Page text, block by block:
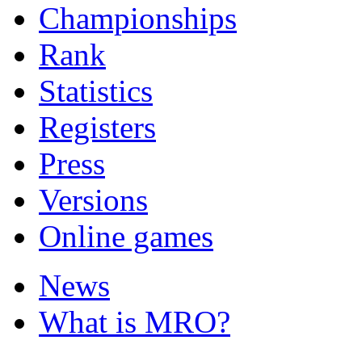
Championships
Rank
Statistics
Registers
Press
Versions
Online games
News
What is MRO?